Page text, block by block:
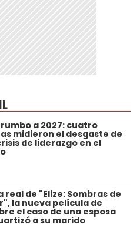
a 2027: cuatro
midieron el desgaste de
de liderazgo en el
real de "Elize: Sombras de
la nueva película de
el caso de una esposa
a su marido